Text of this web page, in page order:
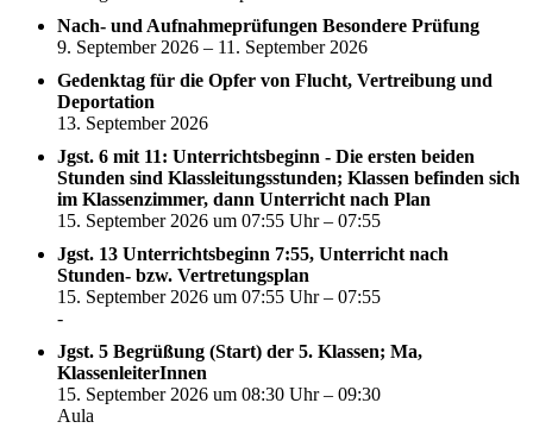
Nach- und Aufnahmeprüfungen Besondere Prüfung
9. September 2026 – 11. September 2026
Gedenktag für die Opfer von Flucht, Vertreibung und
Deportation
13. September 2026
Jgst. 6 mit 11: Unterrichtsbeginn - Die ersten beiden
Stunden sind Klassleitungsstunden; Klassen befinden sich
im Klassenzimmer, dann Unterricht nach Plan
15. September 2026 um 07:55 Uhr – 07:55
Jgst. 13 Unterrichtsbeginn 7:55, Unterricht nach
Stunden- bzw. Vertretungsplan
15. September 2026 um 07:55 Uhr – 07:55
-
Jgst. 5 Begrüßung (Start) der 5. Klassen; Ma,
KlassenleiterInnen
15. September 2026 um 08:30 Uhr – 09:30
Aula